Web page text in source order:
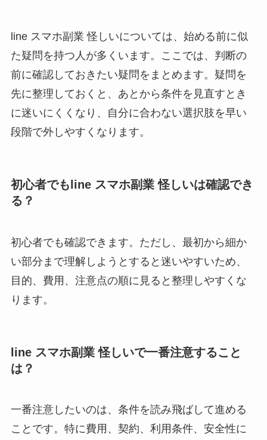
line スマホ副業 怪しいについては、始める前に似
た疑問を持つ人が多くいます。ここでは、判断の
前に確認しておきたい疑問をまとめます。疑問を
先に整理しておくと、あとから条件を見直すとき
に迷いにくくなり、自分に合わない選択肢を早い
段階で外しやすくなります。
初心者でもline スマホ副業 怪しいは確認でき
る？
初心者でも確認できます。ただし、最初から細か
い部分まで理解しようとすると迷いやすいため、
目的、費用、注意点の順に見ると整理しやすくな
ります。
line スマホ副業 怪しいで一番注意すること
は？
一番注意したいのは、条件を読み飛ばして進める
ことです。特に費用、契約、利用条件、安全性に